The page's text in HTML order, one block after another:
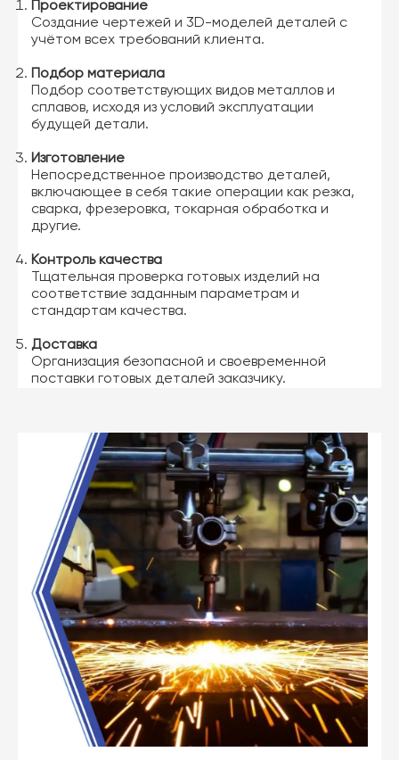
Проектирование
Создание чертежей и 3D-моделей деталей с
учётом всех требований клиента.
Подбор материала
Подбор соответствующих видов металлов и
сплавов, исходя из условий эксплуатации
будущей детали.
Изготовление
Непосредственное производство деталей,
включающее в себя такие операции как резка,
сварка, фрезеровка, токарная обработка и
другие.
Контроль качества
Тщательная проверка готовых изделий на
соответствие заданным параметрам и
стандартам качества.
Доставка
Организация безопасной и своевременной
поставки готовых деталей заказчику.